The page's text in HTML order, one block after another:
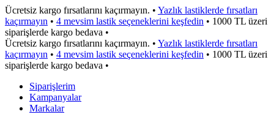
Ücretsiz kargo fırsatlarını kaçırmayın. • Yazlık lastiklerde fırsatları
kaçırmayın • 4 mevsim lastik seçeneklerini keşfedin • 1000 TL üzeri
siparişlerde kargo bedava •
Ücretsiz kargo fırsatlarını kaçırmayın. • Yazlık lastiklerde fırsatları
kaçırmayın • 4 mevsim lastik seçeneklerini keşfedin • 1000 TL üzeri
siparişlerde kargo bedava •
Siparişlerim
Kampanyalar
Markalar